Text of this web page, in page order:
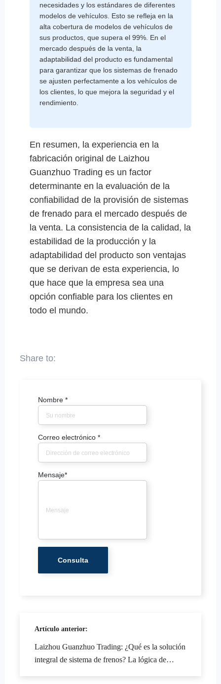
necesidades y los estándares de diferentes
modelos de vehículos. Esto se refleja en la
alta cobertura de modelos de vehículos de
sus productos, que supera el 99%. En el
mercado después de la venta, la
adaptabilidad del producto es fundamental
para garantizar que los sistemas de frenado
se ajusten perfectamente a los vehículos de
los clientes, lo que mejora la seguridad y el
rendimiento.
En resumen, la experiencia en la
fabricación original de Laizhou
Guanzhuo Trading es un factor
determinante en la evaluación de la
confiabilidad de la provisión de sistemas
de frenado para el mercado después de
la venta. La consistencia de la calidad, la
estabilidad de la producción y la
adaptabilidad del producto son ventajas
que se derivan de esta experiencia, lo
que hace que la empresa sea una
opción confiable para los clientes en
todo el mundo.
Nombre *
Correo electrónico *
Mensaje*
Artículo anterior:
Laizhou Guanzhuo Trading: ¿Qué es la solución
integral de sistema de frenos? La lógica de